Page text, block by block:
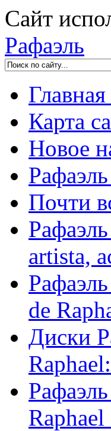
Сайт
Рафаэль
Карта
Новое
Почти
artista,
de
Диски